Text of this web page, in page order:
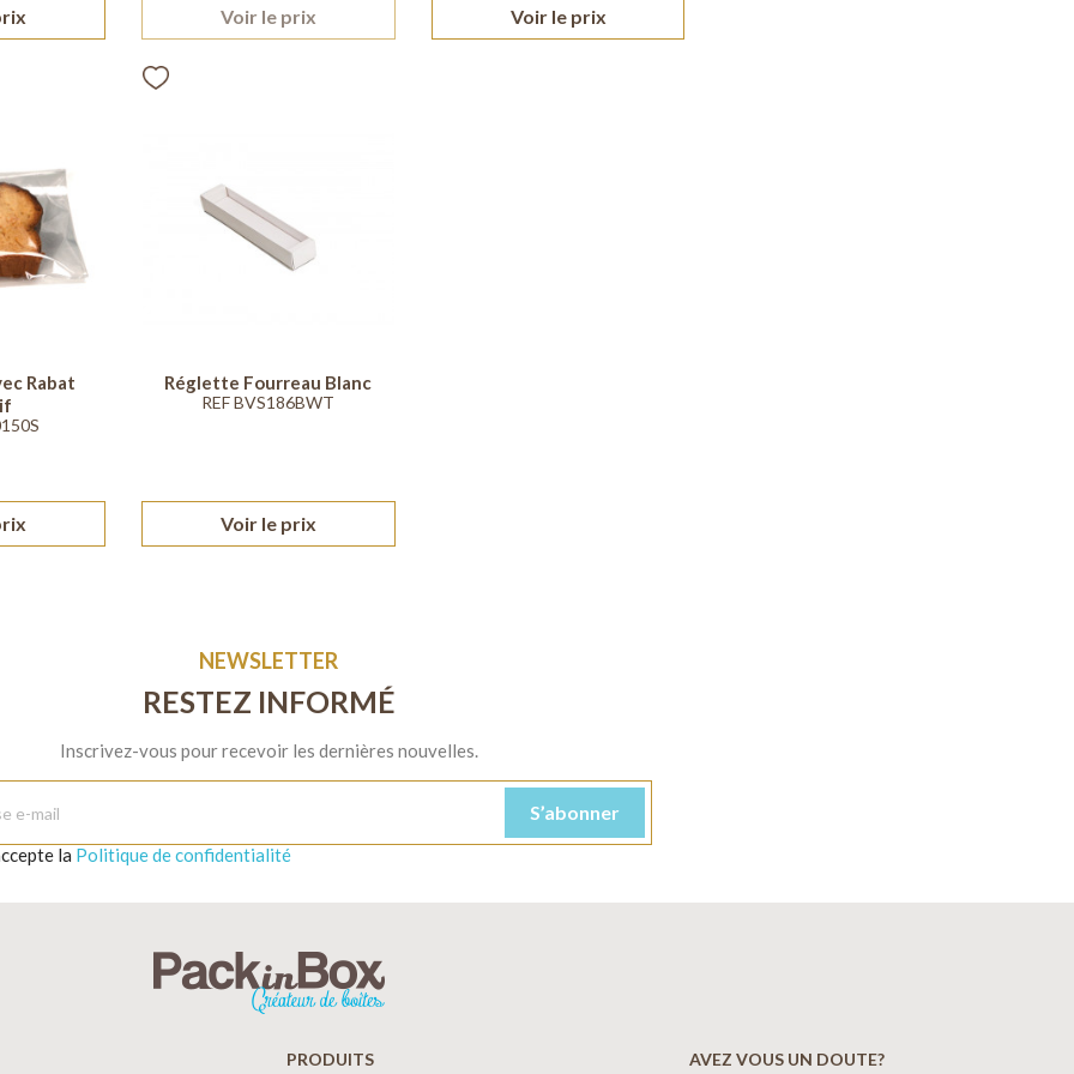
Voir le prix Voir le prix
Rabat
Réglette Fourreau Blanc
REF BVS186BWT
Voir le prix
NEWSLETTER
RESTEZ INFORMÉ
Inscrivez-vous pour recevoir les dernières nouvelles.
la Politique de confidentialité
PRODUITS AVEZ VOUS UN DOUTE?